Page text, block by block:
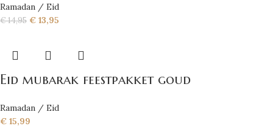
Ramadan / Eid
€14,95 € 13,95
Eid mubarak feestpakket goud
Ramadan / Eid
€ 15,99